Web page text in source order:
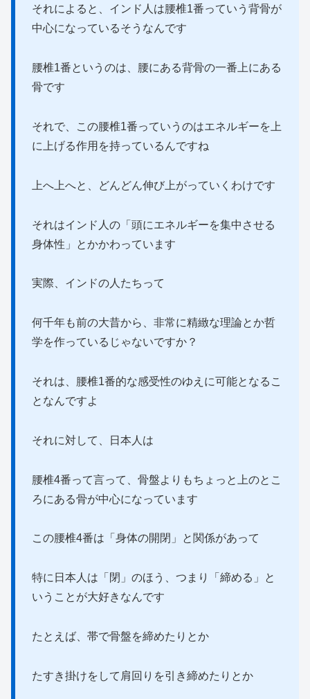
それによると、インド人は腰椎1番っていう背骨が
中心になっているそうなんです
腰椎1番というのは、腰にある背骨の一番上にある
骨です
それで、この腰椎1番っていうのはエネルギーを上
に上げる作用を持っているんですね
上へ上へと、どんどん伸び上がっていくわけです
それはインド人の「頭にエネルギーを集中させる
身体性」とかかわっています
実際、インドの人たちって
何千年も前の大昔から、非常に精緻な理論とか哲
学を作っているじゃないですか？
それは、腰椎1番的な感受性のゆえに可能となるこ
となんですよ
それに対して、日本人は
腰椎4番って言って、骨盤よりもちょっと上のとこ
ろにある骨が中心になっています
この腰椎4番は「身体の開閉」と関係があって
特に日本人は「閉」のほう、つまり「締める」と
いうことが大好きなんです
たとえば、帯で骨盤を締めたりとか
たすき掛けをして肩回りを引き締めたりとか